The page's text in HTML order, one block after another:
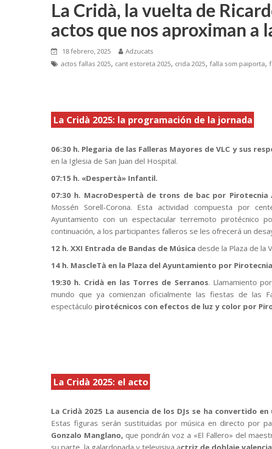
La Cridà, la vuelta de
actos que nos aproximan a
18 febrero, 2025
Adzucats
actos fallas 2025, cant estoreta 2025, crida 2025, falla som paiporta,
La Cridà 2025: la programación de la jornada
.
06:30 h. Plegaria de las Falleras Mayores de VLC y sus
en la Iglesia de San Juan del Hospital.
07:15 h. «Despertà» Infantil.
07:30 h. MacroDespertà de trons de bac por Pirotecnia
Mossén Sorell-Corona. Esta actividad compuesta por
Ayuntamiento con un espectacular terremoto pirotécnico
continuación, a los participantes falleros se les ofrecerá un
12 h. XXI Entrada de Bandas de Música desde la Plaza de la
14 h. MascleTà en la Plaza del Ayuntamiento por
19:30 h. Cridà en las Torres de Serranos. Llamamiento
mundo que ya comienzan oficialmente las fiestas de las
espectáculo pirotécnicos con efectos de luz y color por
La Cridà 2025: el acto
.
La Cridà 2025 La ausencia de los DJs se ha convertido
Estas figuras serán sustituidas por música en directo por
Gonzalo Manglano,que pondrán voz a «El Fallero» del
su parte, la galardonada y televisiva actriz de doblaje